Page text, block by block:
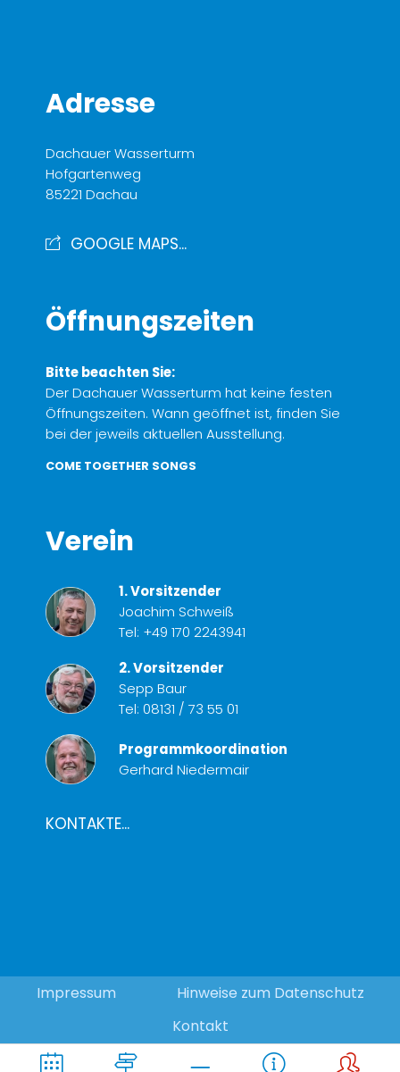
Adresse
Dachauer Wasserturm
Hofgartenweg
85221 Dachau
GOOGLE MAPS...
Öffnungszeiten
Bitte beachten Sie:
Der Dachauer Wasserturm hat keine festen
Öffnungszeiten. Wann geöffnet ist, finden Sie
bei der jeweils aktuellen Ausstellung.
COME TOGETHER SONGS
Verein
1. Vorsitzender
Joachim Schweiß
Tel: +49 170 2243941
2. Vorsitzender
Sepp Baur
Tel: 08131 / 73 55 01
Programmkoordination
Gerhard Niedermair
KONTAKTE...
Impressum
Hinweise zum Datenschutz
Kontakt